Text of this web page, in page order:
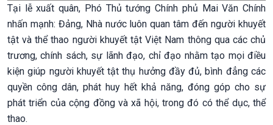
Tại lễ xuất quân, Phó Thủ tướng Chính phủ Mai Văn Chính
nhấn mạnh: Đảng, Nhà nước luôn quan tâm đến người khuyết
tật và thể thao người khuyết tật Việt Nam thông qua các chủ
trương, chính sách, sự lãnh đạo, chỉ đạo nhằm tạo mọi điều
kiện giúp người khuyết tật thụ hưởng đầy đủ, bình đẳng các
quyền công dân, phát huy hết khả năng, đóng góp cho sự
phát triển của cộng đồng và xã hội, trong đó có thể dục, thể
thao.